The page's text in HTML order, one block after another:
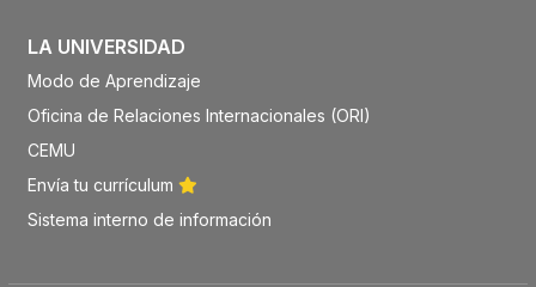
LA UNIVERSIDAD
Modo de Aprendizaje
Oficina de Relaciones Internacionales (ORI)
CEMU
Envía tu currículum
Sistema interno de información